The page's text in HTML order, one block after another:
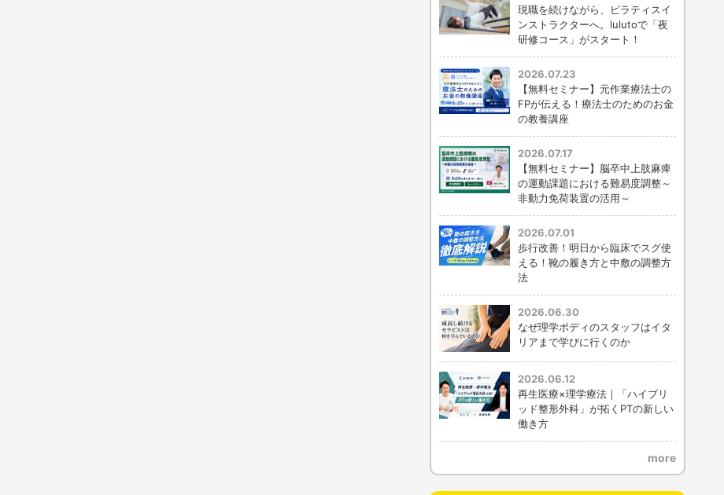
現職を続けながら、ピラティスイ
ンストラクターへ。lulutoで「夜
研修コース」がスタート！
2026.07.23
【無料セミナー】元作業療法士の
FPが伝える！療法士のためのお金
の教養講座
2026.07.17
【無料セミナー】脳卒中上肢麻痺
の運動課題における難易度調整～
非動力免荷装置の活用～
2026.07.01
歩行改善！明日から臨床でスグ使
える！靴の履き方と中敷の調整方
法
2026.06.30
なぜ理学ボディのスタッフはイタ
リアまで学びに行くのか
2026.06.12
再生医療×理学療法｜「ハイブリ
ッド整形外科」が拓くPTの新しい
働き方
more